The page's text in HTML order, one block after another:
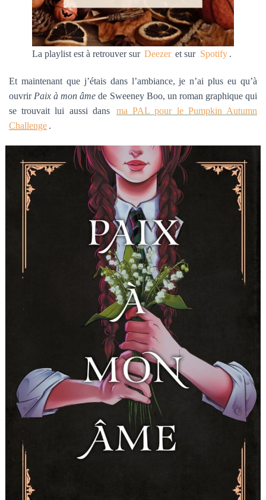
La playlist est à retrouver sur Deezer et sur Spotify .
Et maintenant que j’étais dans l’ambiance, je n’ai plus eu qu’à
ouvrir Paix à mon âme de Sweeney Boo, un roman graphique qui
se trouvait lui aussi dans
ma PAL pour le Pumpkin Autumn
Challenge .